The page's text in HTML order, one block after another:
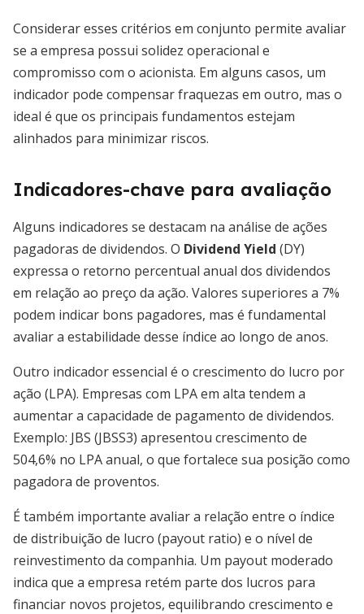
Considerar esses critérios em conjunto permite avaliar
se a empresa possui solidez operacional e
compromisso com o acionista. Em alguns casos, um
indicador pode compensar fraquezas em outro, mas o
ideal é que os principais fundamentos estejam
alinhados para minimizar riscos.
Indicadores-chave para avaliação
Alguns indicadores se destacam na análise de ações
pagadoras de dividendos. O Dividend Yield (DY)
expressa o retorno percentual anual dos dividendos
em relação ao preço da ação. Valores superiores a 7%
podem indicar bons pagadores, mas é fundamental
avaliar a estabilidade desse índice ao longo de anos.
Outro indicador essencial é o crescimento do lucro por
ação (LPA). Empresas com LPA em alta tendem a
aumentar a capacidade de pagamento de dividendos.
Exemplo: JBS (JBSS3) apresentou crescimento de
504,6% no LPA anual, o que fortalece sua posição como
pagadora de proventos.
É também importante avaliar a relação entre o índice
de distribuição de lucro (payout ratio) e o nível de
reinvestimento da companhia. Um payout moderado
indica que a empresa retém parte dos lucros para
financiar novos projetos, equilibrando crescimento e